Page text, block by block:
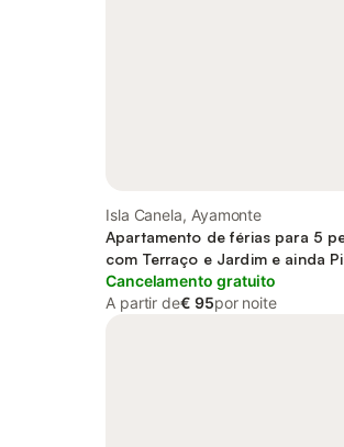
Isla Canela, Ayamonte
Apartamento de férias para 5
com Terraço e Jardim e ainda
Cancelamento gratuito
A partir de€ 95por noite